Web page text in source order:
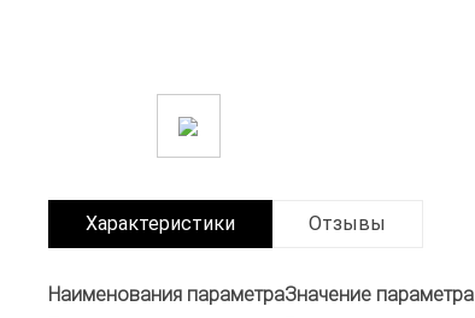
Характеристики Отзывы
Наименования параметраЗначение параметра